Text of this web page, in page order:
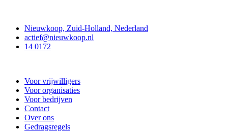
Nieuwkoop, Zuid-Holland, Nederland
actief@nieuwkoop.nl
14 0172
Voor vrijwilligers
Voor organisaties
Voor bedrijven
Contact
Over ons
Gedragsregels